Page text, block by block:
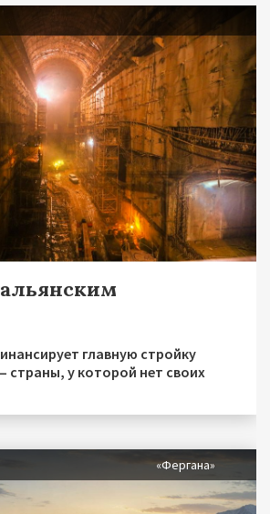
главную стройку
страны, у которой нет своих
«Фергана»